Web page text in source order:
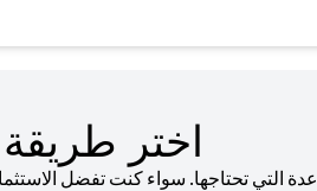
اختر
تحتاجها. سواء كنت تفضل